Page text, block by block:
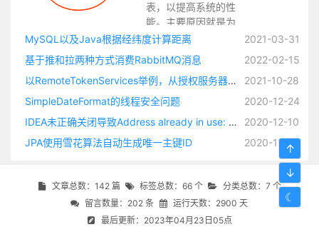
表，以提高系统的性
能。主要原因就是为
了应对数据量增大和
况，因为当数据量和
访问量增大时，单个
数据库或表可能顶不
库分表，将压力分散
到多个节点上。
MySQL以及Java根据经纬度计算距离
2021-03-31
基于推和拉两种方式消费RabbitMQ消息
2022-02-15
以RemoteTokenServices举例，从授权服务器获取OAuth2访问令牌，并将身份验证对象加载到 SecurityContext整个过程源码解析
2021-10-28
SimpleDateFormat的线程安全问题
2020-12-24
IDEA未正确关闭导致Address already in use: bind
2020-12-10
JPA使用雪花算法自动生成唯一主键ID
2020-11-17
文章总数：142 篇 标签总数：66 个
分类总数：7 个
留言数量：202 条
运行天数：2900 天
最后更新：2023年04月23日05点
↑
↓
☾